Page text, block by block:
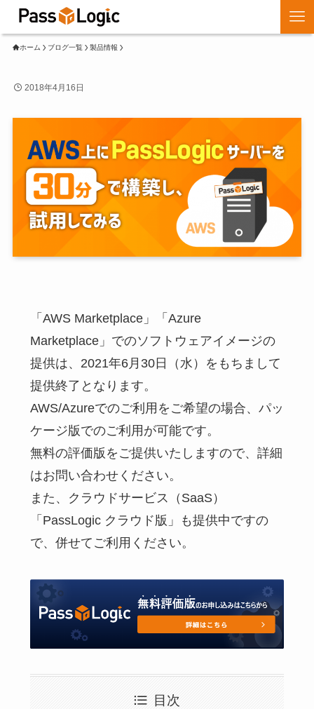
ホーム ブログ一覧 製品情報
2018年4月16日
「AWS Marketplace」「Azure
Marketplace」でのソフトウェアイメージの
提供は、2021年6月30日（水）をもちまして
提供終了となります。
AWS/Azureでのご利用をご希望の場合、パッ
ケージ版でのご利用が可能です。
無料の評価版をご提供いたしますので、詳細
はお問い合わせください。
また、クラウドサービス（SaaS）
「PassLogic クラウド版」も提供中ですの
で、併せてご利用ください。
目次